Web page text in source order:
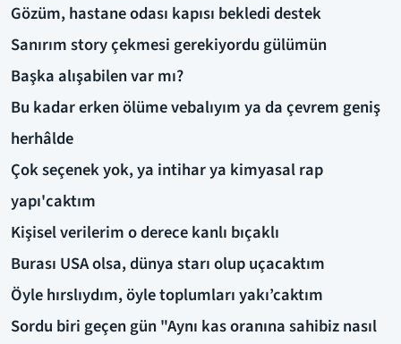
Gözüm, hastane odası kapısı bekledi destek
Sanırım story çekmesi gerekiyordu gülümün
Başka alışabilen var mı?
Bu kadar erken ölüme vebalıyım ya da çevrem geniş
herhâlde
Çok seçenek yok, ya intihar ya kimyasal rap
yapı'caktım
Kişisel verilerim o derece kanlı bıçaklı
Burası USA olsa, dünya starı olup uçacaktım
Öyle hırslıydım, öyle toplumları yakı’caktım
Sordu biri geçen gün "Aynı kas oranına sahibiz nasıl